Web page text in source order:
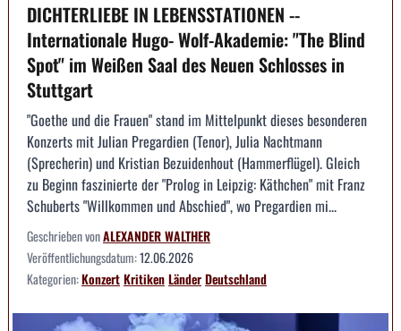
DICHTERLIEBE IN LEBENSSTATIONEN --
Internationale Hugo- Wolf-Akademie: "The Blind
Spot" im Weißen Saal des Neuen Schlosses in
Stuttgart
"Goethe und die Frauen" stand im Mittelpunkt dieses besonderen
Konzerts mit Julian Pregardien (Tenor), Julia Nachtmann
(Sprecherin) und Kristian Bezuidenhout (Hammerflügel). Gleich
zu Beginn faszinierte der "Prolog in Leipzig: Käthchen" mit Franz
Schuberts "Willkommen und Abschied", wo Pregardien mi...
Geschrieben vonALEXANDER WALTHER
Veröffentlichungsdatum:12.06.2026
Kategorien:KonzertKritikenLänderDeutschland